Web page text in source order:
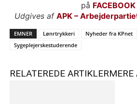
på FACEBOOK
Udgives af APK –
EMNER Lønrtrykkeri
Nyheder fra KPnet
Sygeplejerskestuderende
RELATEREDE ARTIKLERMERE